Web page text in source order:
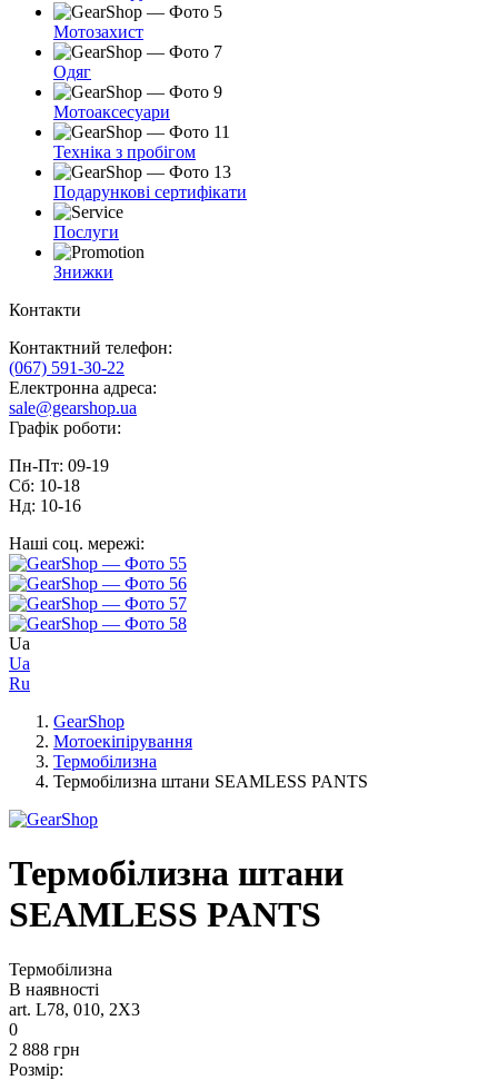
Мотозахист
Одяг
Мотоаксесуари
Техніка з пробігом
Подарункові сертифікати
Послуги
Знижки
Контакти
Контактний телефон:
(067) 591-30-22
Електронна адреса:
sale@gearshop.ua
Графік роботи:
Пн-Пт: 09-19
Сб: 10-18
Нд: 10-16
Наші соц. мережі:
Ua
Ua
Ru
GearShop
Мотоекіпірування
Термобілизна
Термобілизна штани SEAMLESS PANTS
Термобілизна штани
SEAMLESS PANTS
Термобілизна
В наявності
art. L78, 010, 2X3
0
2 888 грн
Розмір: